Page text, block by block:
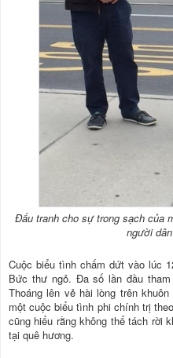
Đấu tranh cho sự trong sạch của
người
Cuộc biểu tình chấm dứt vào lúc
Bức thư ngỏ. Đa số lần đầu
Thoáng lên vẻ hài lòng trên
một cuộc biểu tình phi chính trị
cũng hiểu rằng không thể tách rời
tại quê hương.